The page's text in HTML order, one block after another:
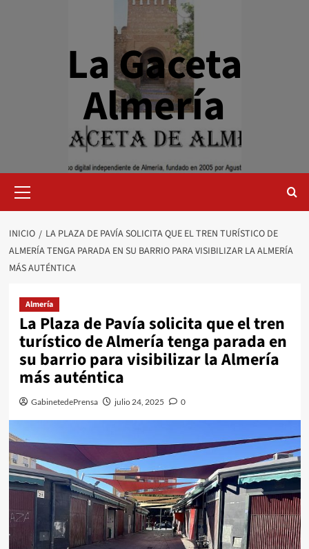
La Gaceta
Almería
primario
INICIO
LA PLAZA DE PAVÍA SOLICITA QUE EL TREN TURÍSTICO DE
ALMERÍA TENGA PARADA EN SU BARRIO PARA VISIBILIZAR LA ALMERÍA
MÁS AUTÉNTICA
Almería
La Plaza de Pavía solicita que el tren
turístico de Almería tenga parada en
su barrio para visibilizar la Almería
más auténtica
GabinetedePrensa julio 24, 2025 0